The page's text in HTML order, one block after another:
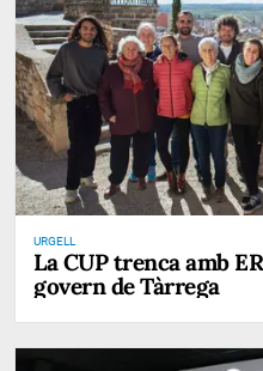
URGELL
La CUP trenca amb
govern de Tàrrega